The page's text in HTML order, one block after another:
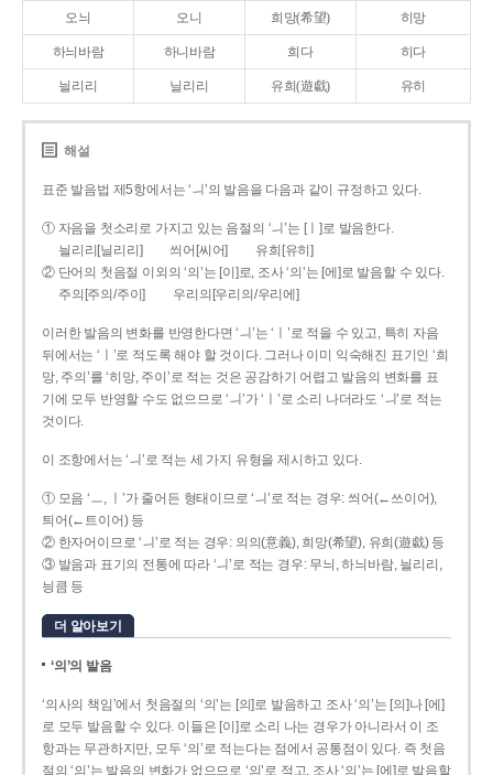
오늬 오니 희망(希望) 히망
하늬바람 하니바람 희다 히다
늴리리 닐리리 유희(遊戱) 유히
해설
표준 발음법 제5항에서는 ‘ㅢ’의 발음을 다음과 같이 규정하고 있다.
① 자음을 첫소리로 가지고 있는 음절의 ‘ㅢ’는 [ㅣ]로 발음한다.
늴리리[닐리리]
씌어[씨어]
유희[유히]
② 단어의 첫음절 이외의 ‘의’는 [이]로, 조사 ‘의’는 [에]로 발음할 수 있다.
주의[주의/주이]
우리의[우리의/우리에]
이러한 발음의 변화를 반영한다면 ‘ㅢ’는 ‘ㅣ’로 적을 수 있고, 특히 자음
뒤에서는 ‘ㅣ’로 적도록 해야 할 것이다. 그러나 이미 익숙해진 표기인 ‘희
망, 주의’를 ‘히망, 주이’로 적는 것은 공감하기 어렵고 발음의 변화를 표
기에 모두 반영할 수도 없으므로 ‘ㅢ’가 ‘ㅣ’로 소리 나더라도 ‘ㅢ’로 적는
것이다.
이 조항에서는 ‘ㅢ’로 적는 세 가지 유형을 제시하고 있다.
① 모음 ‘ㅡ, ㅣ’가 줄어든 형태이므로 ‘ㅢ’로 적는 경우: 씌어(←쓰이어),
틔어(←트이어) 등
② 한자어이므로 ‘ㅢ’로 적는 경우: 의의(意義), 희망(希望), 유희(遊戱) 등
③ 발음과 표기의 전통에 따라 ‘ㅢ’로 적는 경우: 무늬, 하늬바람, 늴리리,
닁큼 등
더 알아보기
‘의’의 발음
‘의사의 책임’에서 첫음절의 ‘의’는 [의]로 발음하고 조사 ‘의’는 [의]나 [에]
로 모두 발음할 수 있다. 이들은 [이]로 소리 나는 경우가 아니라서 이 조
항과는 무관하지만, 모두 ‘의’로 적는다는 점에서 공통점이 있다. 즉 첫음
절의 ‘의’는 발음의 변화가 없으므로 ‘의’로 적고, 조사 ‘의’는 [에]로 발음할